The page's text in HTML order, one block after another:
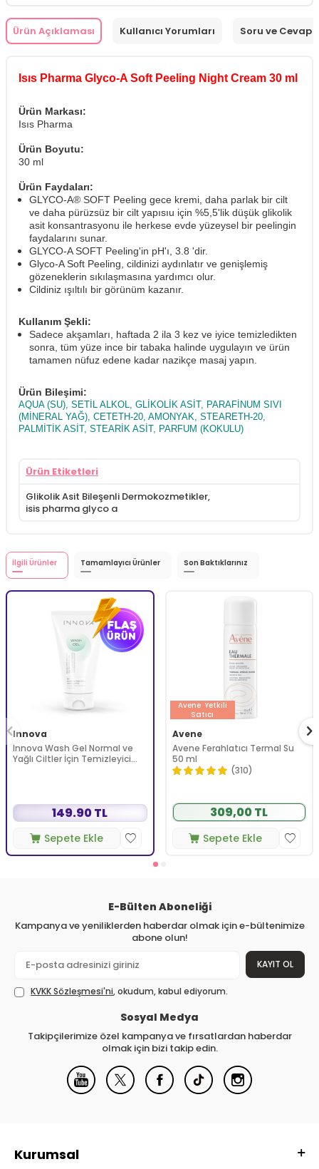
Ürün Açıklaması Kullanıcı Yorumları Soru ve Cevap
Isıs Pharma Glyco-A Soft Peeling Night Cream 30 ml
Ürün Markası:
Isıs Pharma
Ürün Boyutu:
30 ml
Ürün Faydaları:
GLYCO-A® SOFT Peeling gece kremi, daha parlak bir cilt
ve daha pürüzsüz bir cilt yapısıu için %5,5'lik düşük glikolik
asit konsantrasyonu ile herkese evde yüzeysel bir peelingin
faydalarını sunar.
GLYCO-A SOFT Peeling'in pH'ı, 3.8 'dir.
Glyco-A Soft Peeling, cildinizi aydınlatır ve genişlemiş
gözeneklerin sıkılaşmasına yardımcı olur.
Cildiniz ışıltılı bir görünüm kazanır.
Kullanım Şekli:
Sadece akşamları, haftada 2 ila 3 kez ve iyice temizledikten
sonra, tüm yüze ince bir tabaka halinde uygulayın ve ürün
tamamen nüfuz edene kadar nazikçe masaj yapın.
Ürün Bileşimi:
AQUA (SU), SETİL ALKOL, GLİKOLİK ASİT, PARAFİNUM SIVI
(MİNERAL YAĞ), CETETH-20, AMONYAK, STEARETH-20,
PALMİTİK ASİT, STEARİK ASİT, PARFUM (KOKULU)
Ürün Etiketleri
Glikolik Asit Bileşenli Dermokozmetikler,
isis pharma glyco a
İlgili Ürünler Tamamlayıcı Ürünler Son Baktıklarınız
Innova
Innova Wash Gel Normal ve
Yağlı Ciltler İçin Temizleyici
149.90 TL
Sepete Ekle
Avene Yetkili
Satıcı
Avene
Avene Ferahlatıcı Termal Su
50 ml
(310)
309,00 TL
Sepete Ekle
E-Bülten Aboneliği
Kampanya ve yeniliklerden haberdar olmak için e-bültenimize
abone olun!
KAYIT OL
KVKK Sözleşmesi'ni, okudum, kabul ediyorum.
Sosyal Medya
Takipçilerimize özel kampanya ve fırsatlardan haberdar
olmak için bizi takip edin.
Kurumsal